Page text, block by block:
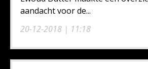
20-12-2018 | 11:18
aandacht voor de...